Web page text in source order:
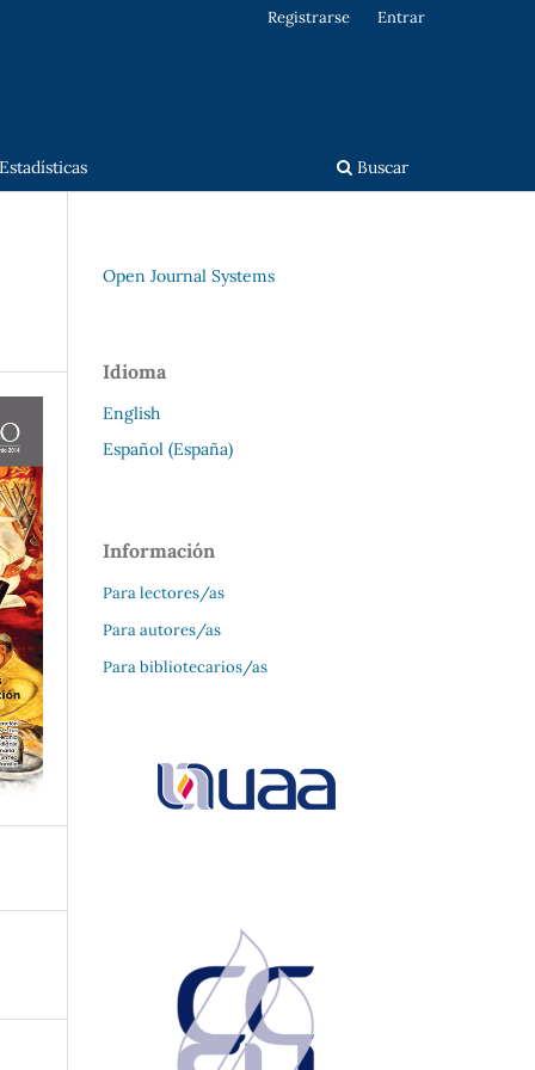
Buscar
Registrarse Entrar
Open Journal Systems
Idioma
English
Español (España)
Información
Para lectores/as
Para autores/as
Para bibliotecarios/as